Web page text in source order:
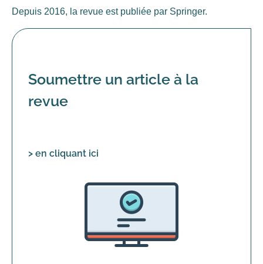
Depuis 2016, la revue est publiée par Springer.
Soumettre un article à la
revue
> en cliquant ici